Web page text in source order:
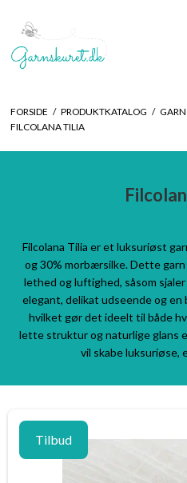
FORSIDE / PRODUKTKATALOG / GARN
FILCOLANA TILIA
Filcolana Tilia er et luksuriøst
og 30% morbærsilke. Dette
lethed og luftighed, såsom
elegant, delikat udseende og en
hvilket gør det ideelt til både
lette struktur og naturlige glans
vil skabe luksuriøse,
Tilbud